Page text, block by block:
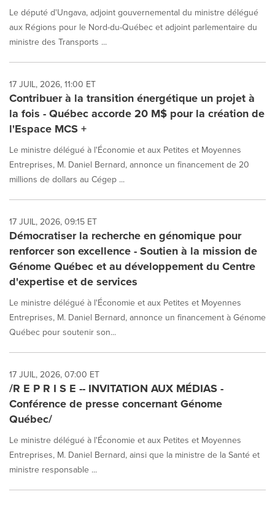
Le député d'Ungava, adjoint gouvernemental du ministre délégué
aux Régions pour le Nord-du-Québec et adjoint parlementaire du
ministre des Transports ...
17 JUIL, 2026, 11:00 ET
Contribuer à la transition énergétique un projet à
la fois - Québec accorde 20 M$ pour la création de
l'Espace MCS +
Le ministre délégué à l'Économie et aux Petites et Moyennes
Entreprises, M. Daniel Bernard, annonce un financement de 20
millions de dollars au Cégep ...
17 JUIL, 2026, 09:15 ET
Démocratiser la recherche en génomique pour
renforcer son excellence - Soutien à la mission de
Génome Québec et au développement du Centre
d'expertise et de services
Le ministre délégué à l'Économie et aux Petites et Moyennes
Entreprises, M. Daniel Bernard, annonce un financement à Génome
Québec pour soutenir son...
17 JUIL, 2026, 07:00 ET
/R E P R I S E -- INVITATION AUX MÉDIAS -
Conférence de presse concernant Génome
Québec/
Le ministre délégué à l'Économie et aux Petites et Moyennes
Entreprises, M. Daniel Bernard, ainsi que la ministre de la Santé et
ministre responsable ...